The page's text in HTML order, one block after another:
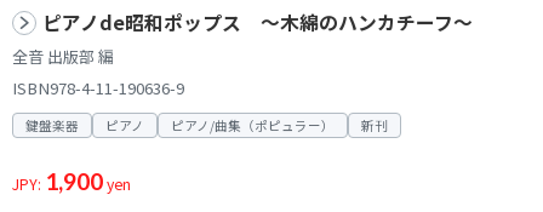
ピアノde昭和ポップス ～木綿のハンカチーフ～
全音 出版部 編
ISBN978-4-11-190636-9
鍵盤楽器 ピアノ ピアノ/曲集（ポピュラー） 新刊
JPY: 1,900yen